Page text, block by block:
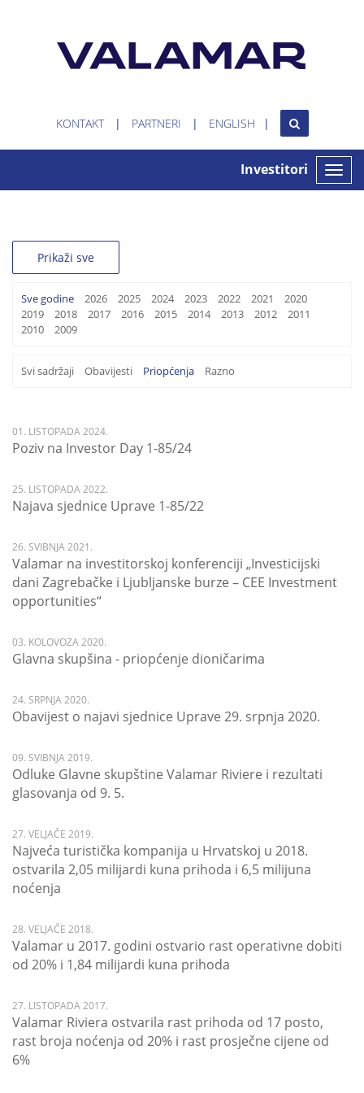
KONTAKT PARTNERI ENGLISH
Toggle
Investitori
Prikaži sve
Sve godine 2026 2025 2024 2023 2022 2021
2020
2019
2018 2017 2016 2015 2014 2013 2012
2011
2010
2009
Svi sadržaji Obavijesti Priopćenja Razno
01. LISTOPADA 2024.
Poziv na Investor Day 1-85/24
25. LISTOPADA 2022.
Najava sjednice Uprave 1-85/22
26. SVIBNJA 2021.
Valamar na investitorskoj konferenciji „Investicijski
dani Zagrebačke i Ljubljanske burze – CEE Investment
opportunities“
03. KOLOVOZA 2020.
Glavna skupšina - priopćenje dioničarima
24. SRPNJA 2020.
Obavijest o najavi sjednice Uprave 29. srpnja 2020.
09. SVIBNJA 2019.
Odluke Glavne skupštine Valamar Riviere i rezultati
glasovanja od 9. 5.
27. VELJAČE 2019.
Najveća turistička kompanija u Hrvatskoj u 2018.
ostvarila 2,05 milijardi kuna prihoda i 6,5 milijuna
noćenja
28. VELJAČE 2018.
Valamar u 2017. godini ostvario rast operativne dobiti
od 20% i 1,84 milijardi kuna prihoda
27. LISTOPADA 2017.
Valamar Riviera ostvarila rast prihoda od 17 posto,
rast broja noćenja od 20% i rast prosječne cijene od
6%